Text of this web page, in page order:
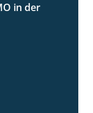
2:37
in der